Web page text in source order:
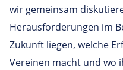
wir gemeinsam
Herausforderungen im
Zukunft liegen, welche
Vereinen macht und wo